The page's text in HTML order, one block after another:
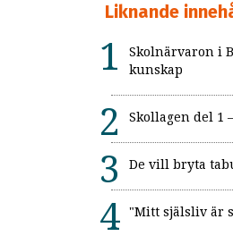
Liknande
Skolnärvaron i
kunskap
Skollagen del 1
De vill bryta
"Mitt själsliv är